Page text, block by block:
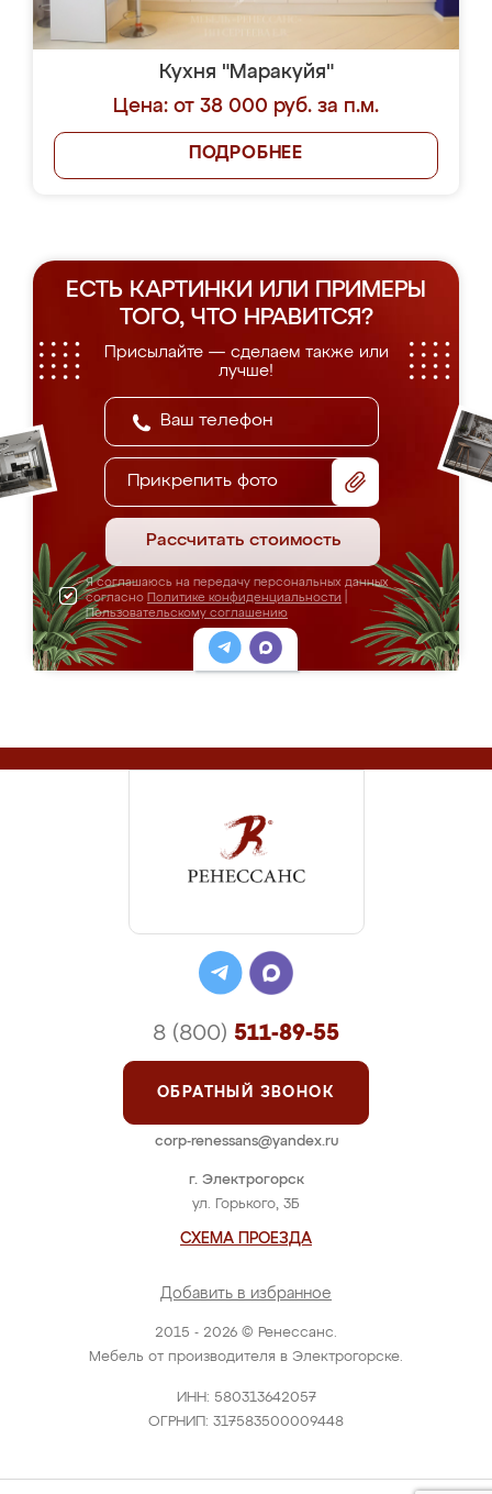
Кухня "Маракуйя"
Цена: от 38 000 руб. за п.м.
ПОДРОБНЕЕ
ЕСТЬ КАРТИНКИ ИЛИ ПРИМЕРЫ
ТОГО, ЧТО НРАВИТСЯ?
Присылайте — сделаем также или
лучше!
Прикрепить фото
Рассчитать стоимость
Я соглашаюсь на передачу персональных данных
согласно Политике конфиденциальности
Пользовательскому соглашению
2015 - 2026 © Ренессанс.
Мебель от производителя в Электрогорске.
ИНН: 580313642057
ОГРНИП: 317583500009448
г. Электрогорск
ул. Горького, 3Б
СХЕМА ПРОЕЗДА
Добавить в избранное
8 (800) 511-89-55
ОБРАТНЫЙ ЗВОНОК
corp-renessans@yandex.ru